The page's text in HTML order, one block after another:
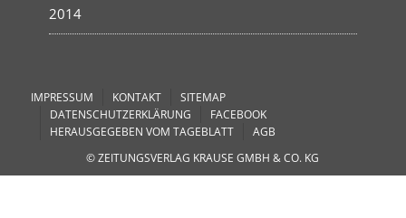
2014
IMPRESSUM KONTAKT
SITEMAP
DATENSCHUTZERKLÄRUNG
FACEBOOK
HERAUSGEGEBEN VOM TAGEBLATT
AGB
© ZEITUNGSVERLAG KRAUSE GMBH & CO. KG